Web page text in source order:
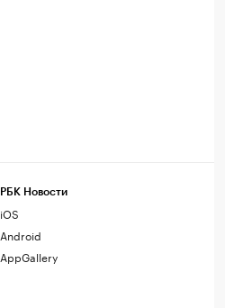
РБК Новости
iOS
Android
AppGallery